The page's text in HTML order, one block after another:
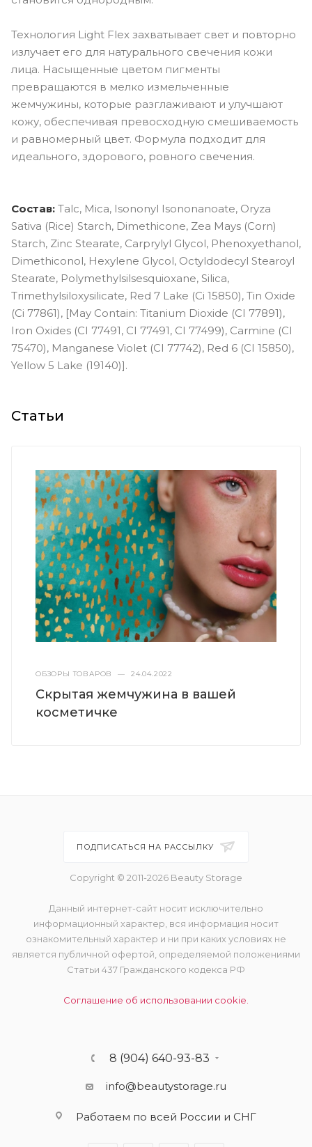
Технология Light Flex захватывает свет и повторно
излучает его для натурального свечения кожи
лица. Насыщенные цветом пигменты
превращаются в мелко измельченные
жемчужины, которые разглаживают и улучшают
кожу, обеспечивая превосходную смешиваемость
и равномерный цвет. Формула подходит для
идеального, здорового, ровного свечения.
Состав: Talc, Mica, Isononyl Isononanoate, Oryza
Sativa (Rice) Starch, Dimethicone, Zea Mays (Corn)
Starch, Zinc Stearate, Carprylyl Glycol, Phenoxyethanol,
Dimethiconol, Hexylene Glycol, Octyldodecyl Stearoyl
Stearate, Polymethylsilsesquioxane, Silica,
Trimethylsiloxysilicate, Red 7 Lake (Ci 15850), Tin Oxide
(Ci 77861), [May Contain: Titanium Dioxide (CI 77891),
Iron Oxides (CI 77491, CI 77491, CI 77499), Carmine (CI
75470), Manganese Violet (CI 77742), Red 6 (CI 15850),
Yellow 5 Lake (19140)].
Статьи
ОБЗОРЫ ТОВАРОВ — 24.04.2022
Скрытая жемчужина в вашей
косметичке
ПОДПИСАТЬСЯ НА РАССЫЛКУ
Copyright © 2011-2026 Beauty Storage
Данный интернет-сайт носит исключительно
информационный характер, вся информация носит
ознакомительный характер и ни при каких условиях не
является публичной офертой, определяемой положениями
Статьи 437 Гражданского кодекса РФ
Соглашение об использовании cookie.
8 (904) 640-93-83
info@beautystorage.ru
Работаем по всей России и СНГ